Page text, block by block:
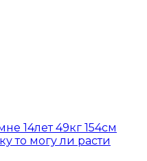
14лет 49кг 154см
то могу ли расти